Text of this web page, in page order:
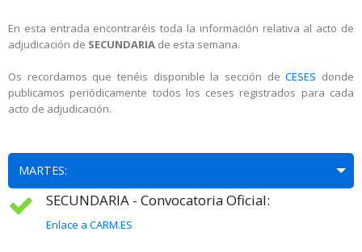
En esta entrada encontraréis toda la información relativa al acto de
adjudicación de SECUNDARIA de esta semana.
Os recordamos que tenéis disponible la sección deCESES donde
publicamos periódicamente todos los ceses registrados para cada
acto de adjudicación.
MARTES:
SECUNDARIA - Convocatoria Oficial:
Enlace a CARM.ES